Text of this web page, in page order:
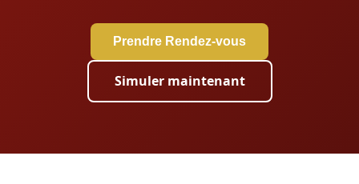
Prendre Rendez-vous
Simuler maintenant